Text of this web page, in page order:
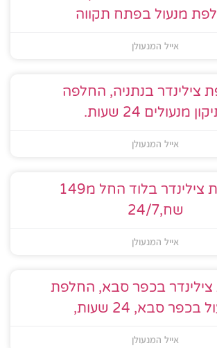
מנעול בפתח תקווה
אייל המנעולן
צילינדר בנתניה, החלפה
מנעולים 24 שעות.
אייל המנעולן
החלפת צילינדר בלוד החל מ149
שח,24/7
אייל המנעולן
בכפר סבא, החלפת
בכפר סבא, 24 שעות,
אייל המנעולן